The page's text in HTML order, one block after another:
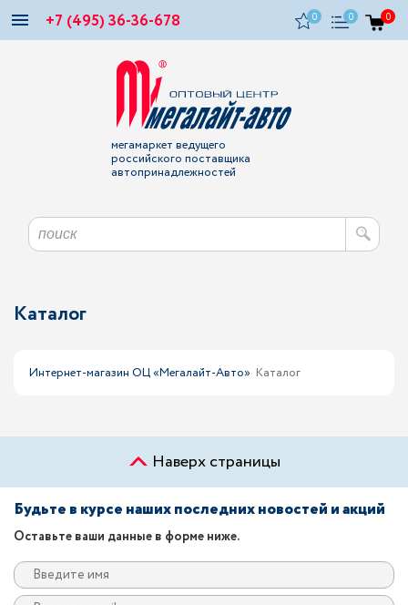
+7 (495) 36-36-678 0 0 0
мегамаркет ведущего
российского поставщика
автопринадлежностей
Каталог
Интернет-магазин ОЦ «Мегалайт-Авто» Каталог
Наверх страницы
Будьте в курсе наших последних новостей и акций
Оставьте ваши данные в форме ниже.